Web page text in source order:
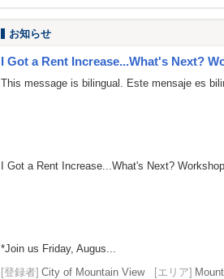
お知らせ
I Got a Rent Increase...What's Next?
This message is bilingual. Este mensaje es
I Got a Rent Increase...What's Next? Workshop
*Join us Friday, Augus...
[登録者] City of Mountain View [エリア]